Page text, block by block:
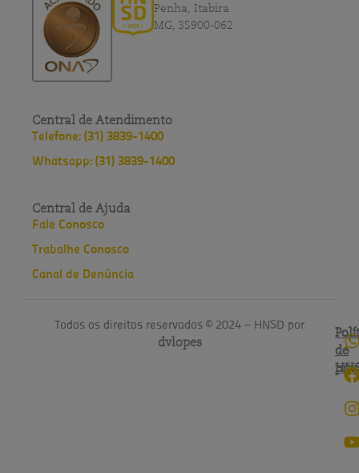
Penha, Itabira
MG, 35900-062
Central de Atendimento
Telefone: (31) 3839-1400
Whatsapp: (31) 3839-1400
Central de Ajuda
Fale Conosco
Trabalhe Conosco
Canal de Denúncia
Todos os direitos reservados © 2024 – HNSD por
dvlopes
de
do